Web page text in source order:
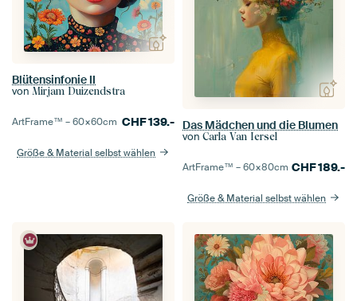
Blütensinfonie II
von Mirjam Duizendstra
ArtFrame™ –60×60cm CHF139.-
Größe & Material selbst wählen
Das Mädchen und die Blumen
von Carla Van Iersel
ArtFrame™ –60×80cm CHF189.-
Größe & Material selbst wählen